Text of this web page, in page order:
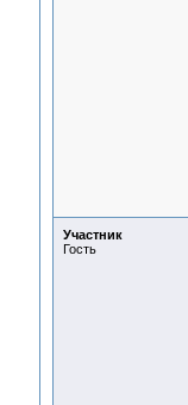
Участник
Гость